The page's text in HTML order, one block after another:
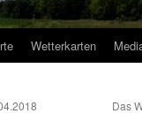
Wetterkarten
Das